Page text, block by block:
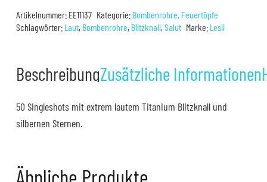
Artikelnummer: EE11137 Kategorie: Bombenrohre, Feuertöpfe
Schlagwörter: Laut, Bombenrohre, Blitzknall, Salut Marke: Lesli
BeschreibungZusätzliche Informationen
50 Singleshots mit extrem lautem Titanium Blitzknall und
silbernen Sternen.